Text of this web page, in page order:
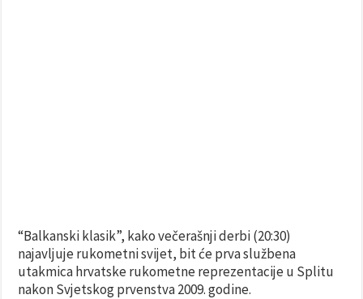
“Balkanski klasik”, kako večerašnji derbi (20:30)
najavljuje rukometni svijet, bit će prva službena
utakmica hrvatske rukometne reprezentacije u Splitu
nakon Svjetskog prvenstva 2009. godine.